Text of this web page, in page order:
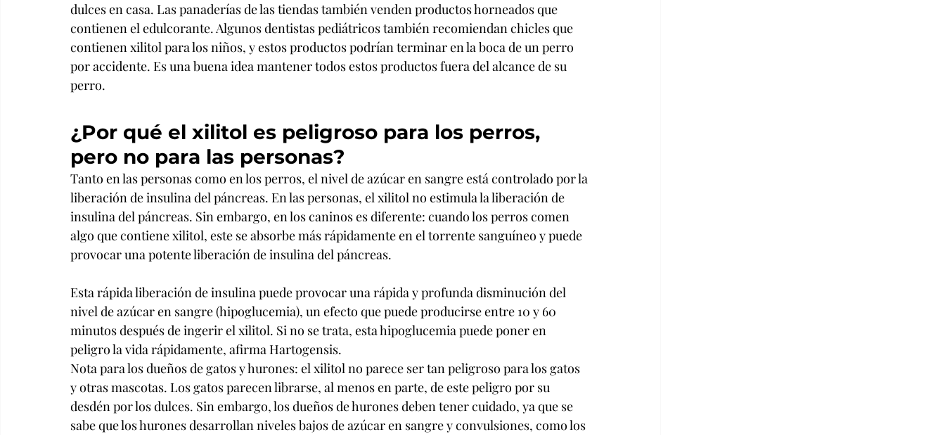
dulces en casa. Las panaderías de las tiendas también venden productos horneados que
contienen el edulcorante. Algunos dentistas pediátricos también recomiendan chicles que
contienen xilitol para los niños, y estos productos podrían terminar en la boca de un perro
por accidente. Es una buena idea mantener todos estos productos fuera del alcance de su
perro.
¿Por qué el xilitol es peligroso para los perros,
pero no para las personas?
Tanto en las personas como en los perros, el nivel de azúcar en sangre está controlado por la
liberación de insulina del páncreas. En las personas, el xilitol no estimula la liberación de
insulina del páncreas. Sin embargo, en los caninos es diferente: cuando los perros comen
algo que contiene xilitol, este se absorbe más rápidamente en el torrente sanguíneo y puede
provocar una potente liberación de insulina del páncreas.
Esta rápida liberación de insulina puede provocar una rápida y profunda disminución del
nivel de azúcar en sangre (hipoglucemia), un efecto que puede producirse entre 10 y 60
minutos después de ingerir el xilitol. Si no se trata, esta hipoglucemia puede poner en
peligro la vida rápidamente, afirma Hartogensis.
Nota para los dueños de gatos y hurones: el xilitol no parece ser tan peligroso para los gatos
y otras mascotas. Los gatos parecen librarse, al menos en parte, de este peligro por su
desdén por los dulces. Sin embargo, los dueños de hurones deben tener cuidado, ya que se
sabe que los hurones desarrollan niveles bajos de azúcar en sangre y convulsiones, como los